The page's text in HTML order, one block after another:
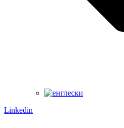
Linkedin